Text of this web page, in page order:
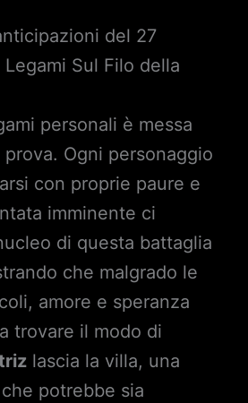
del 27
Sul Filo della
personali è messa
Ogni personaggio
con proprie paure e
imminente ci
di questa battaglia
che malgrado le
amore e speranza
trovare il modo di
lascia la villa, una
potrebbe sia